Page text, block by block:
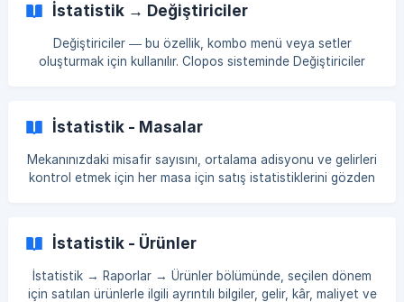
(https://storage.crisp.chat/users/helpdesk/
İstatistik → Değiştiriciler
Değiştiriciler — bu özellik, kombo menü veya setler
oluşturmak için kullanılır. Clopos sisteminde Değiştiriciler
say, fiyat vb. İlgilendiğiniz değiştiriciye tıkladığınızda şunlar
görüntülenir: № Adisyon: Kapalı adisyonlara atanan
evrensel ID numarasıdır. Bu sütunda değiştirici kullanılan/
satılan tüm adisyon gösterilir. ****M
İstatistik - Masalar
Mekanınızdaki misafir sayısını, ortalama adisyonu ve gelirleri
kontrol etmek için her masa için satış istatistiklerini gözden
Sağ üst köşedeki takvime tıklayın ve raporlama dönemini
seçin. Daha ayrıntılı bir analiz yapmak için salon ve masa
araçlarını kullanın. 💡 Verileri dışa aktarmak için sağ üst
köşede Dışa Aktar seçeneğine tıklayara
İstatistik - Ürünler
İstatistik → Raporlar → Ürünler bölümünde, seçilen dönem
için satılan ürünlerle ilgili ayrıntılı bilgiler, gelir, kâr, maliyet ve